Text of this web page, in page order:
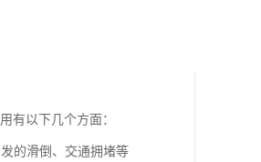
有以下几个方面：
的滑倒、交通拥堵等